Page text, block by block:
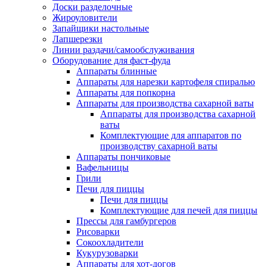
Доски разделочные
Жироуловители
Запайщики настольные
Лапшерезки
Линии раздачи/самообслуживания
Оборудование для фаст-фуда
Аппараты блинные
Аппараты для нарезки картофеля спиралью
Аппараты для попкорна
Аппараты для производства сахарной ваты
Аппараты для производства сахарной
ваты
Комплектующие для аппаратов по
производству сахарной ваты
Аппараты пончиковые
Вафельницы
Грили
Печи для пиццы
Печи для пиццы
Комплектующие для печей для пиццы
Прессы для гамбургеров
Рисоварки
Сокоохладители
Кукурузоварки
Аппараты для хот-догов